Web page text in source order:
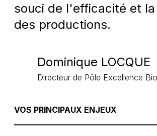
souci de l'efficacité et
des productions.
Dominique LOCQUE
Directeur de Pôle Excellence
VOS PRINCIPAUX ENJEUX